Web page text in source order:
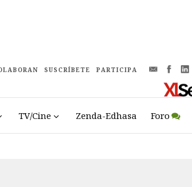
SUSCRÍBETE PARTICIPA
TV/Cine Zenda-Edhasa Foro